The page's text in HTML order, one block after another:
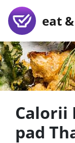
eat
Calorii
pad